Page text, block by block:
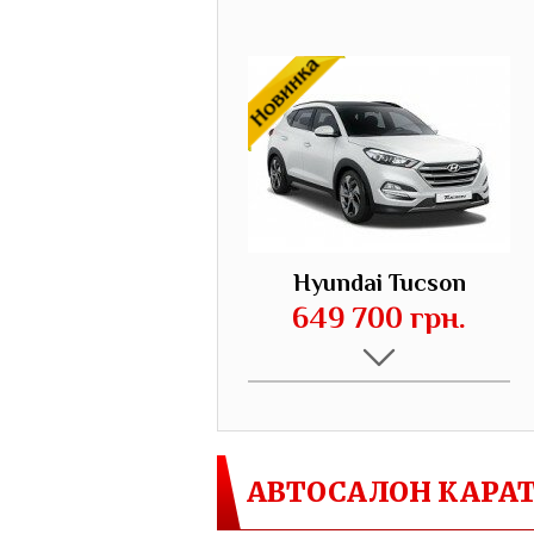
Hyundai Tucson
649 700 грн.
АВТОСАЛОН